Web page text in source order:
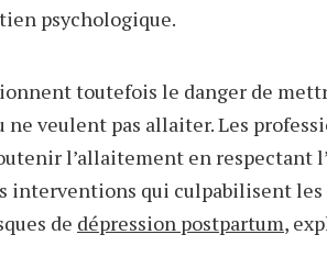
psychologique.
toutefois le danger de
ne veulent pas allaiter. Les
l’allaitement en respectant
interventions qui culpabilisent
de dépression postpartum,